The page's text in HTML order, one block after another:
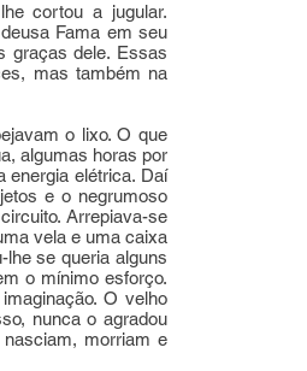
cortou a jugular.
Fama em seu
graças dele. Essas
mas também na
o lixo. O que
algumas horas por
energia elétrica. Daí
e o negrumoso
Arrepiava-se
vela e uma caixa
se queria alguns
o mínimo esforço.
O velho
nunca o agradou
morriam e